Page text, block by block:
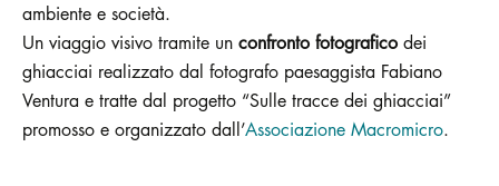
ambiente e società.
Un viaggio visivo tramite un confronto fotografico dei
ghiacciai realizzato dal fotografo paesaggista Fabiano
Ventura e tratte dal progetto “Sulle tracce dei ghiacciai”
promosso e organizzato dall’Associazione Macromicro.